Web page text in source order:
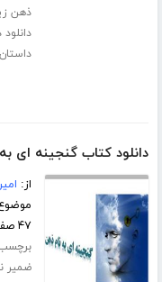
ذهن
دانلود کتاب گنجینه ای
از:
۴۷ صفحه
ضمیر